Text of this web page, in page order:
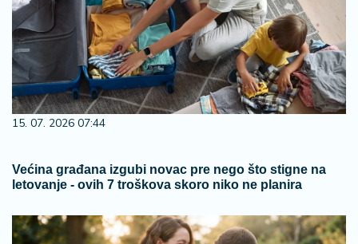
15. 07. 2026 07:44
Većina građana izgubi novac pre nego što stigne na
letovanje - ovih 7 troškova skoro niko ne planira